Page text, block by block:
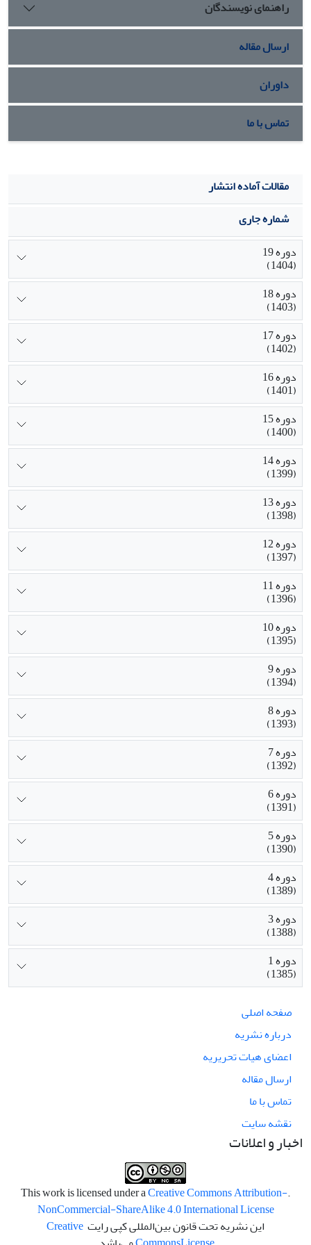
راهنمای نویسندگان
ارسال مقاله
داوران
تماس با ما
مقالات آماده انتشار
شماره جاری
دوره 19
(1404)
دوره 18
(1403)
دوره 17
(1402)
دوره 16
(1401)
دوره 15
(1400)
دوره 14
(1399)
دوره 13
(1398)
دوره 12
(1397)
دوره 11
(1396)
دوره 10
(1395)
دوره 9
(1394)
دوره 8
(1393)
دوره 7
(1392)
دوره 6
(1391)
دوره 5
(1390)
دوره 4
(1389)
دوره 3
(1388)
دوره 1
(1385)
صفحه اصلی
درباره نشریه
اعضای هیات تحریریه
ارسال مقاله
تماس با ما
نقشه سایت
اخبار و اعلانات
.This work is licensed under a
Creative Commons Attribution-
NonCommercial-ShareAlike 4.0 International License
این نشریه تحت قانون بین‌المللی کپی رایت Creative